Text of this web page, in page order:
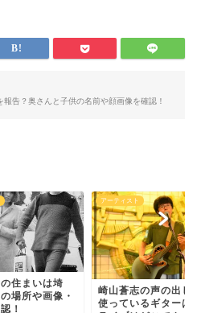
告？奥さんと子供の名前や顔画像を確認！
住まいは埼
場所や画像・
！
アーティスト
崎山蒼志の声の出し
使っているギターは